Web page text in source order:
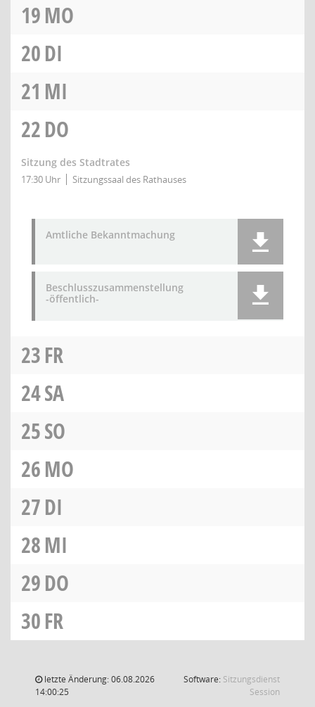
19MO
20DI
21 MI
22DO
Sitzung des Stadtrates
17:30 Uhr Sitzungssaal des Rathauses
Amtliche Bekanntmachung
Beschlusszusammenstellung
-öffentlich-
23FR
24SA
25SO
26MO
27DI
28MI
29DO
30FR
letzte Änderung: 06.08.2026
14:00:25
Software: Sitzungsdienst
Session